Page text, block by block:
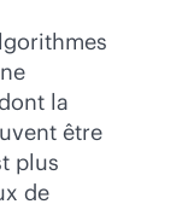
la
être
plus
de